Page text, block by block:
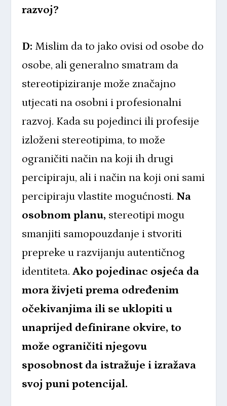
razvoj?
D: Mislim da to jako ovisi od osobe do
osobe, ali generalno smatram da
stereotipiziranje može značajno
utjecati na osobni i profesionalni
razvoj. Kada su pojedinci ili profesije
izloženi stereotipima, to može
ograničiti način na koji ih drugi
percipiraju, ali i način na koji oni sami
percipiraju vlastite mogućnosti. Na
osobnom planu, stereotipi mogu
smanjiti samopouzdanje i stvoriti
prepreke u razvijanju autentičnog
identiteta. Ako pojedinac osjeća da
mora živjeti prema određenim
očekivanjima ili se uklopiti u
unaprijed definirane okvire, to
može ograničiti njegovu
sposobnost da istražuje i izražava
svoj puni potencijal.